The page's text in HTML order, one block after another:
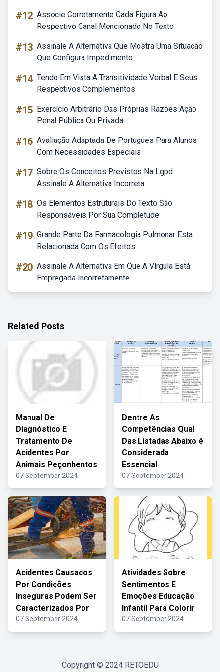
#12 Associe Corretamente Cada Figura Ao
Respectivo Canal Mencionado No Texto
#13 Assinale A Alternativa Que Mostra Uma Situação
Que Configura Impedimento
#14 Tendo Em Vista A Transitividade Verbal E Seus
Respectivos Complementos
#15 Exercício Arbitrário Das Próprias Razões Ação
Penal Pública Ou Privada
#16 Avaliação Adaptada De Portugues Para Alunos
Com Necessidades Especiais
#17 Sobre Os Conceitos Previstos Na Lgpd
Assinale A Alternativa Incorreta
#18 Os Elementos Estruturais Do Texto São
Responsáveis Por Sua Completude
#19 Grande Parte Da Farmacologia Pulmonar Esta
Relacionada Com Os Efeitos
#20 Assinale A Alternativa Em Que A Vírgula Está
Empregada Incorretamente
Related Posts
Manual De
Diagnóstico E
Tratamento De
Acidentes Por
Animais Peçonhentos
07 September 2024
Dentre As
Competências Qual
Das Listadas Abaixo é
Considerada
Essencial
07 September 2024
Acidentes Causados
Por Condições
Inseguras Podem Ser
Caracterizados Por
07 September 2024
Atividades Sobre
Sentimentos E
Emoções Educação
Infantil Para Colorir
07 September 2024
Copyright © 2024 RETOEDU